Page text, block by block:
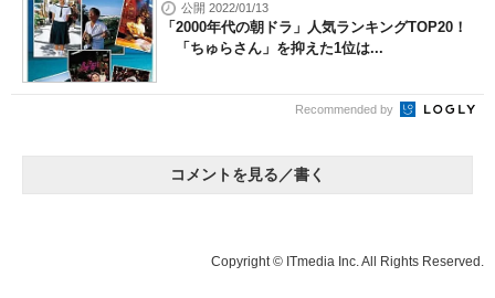
公開 2022/01/13
「2000年代の朝ドラ」人気ランキングTOP20！
「ちゅらさん」を抑えた1位は...
Recommended by
コメントを見る／書く
Copyright © ITmedia Inc. All Rights Reserved.